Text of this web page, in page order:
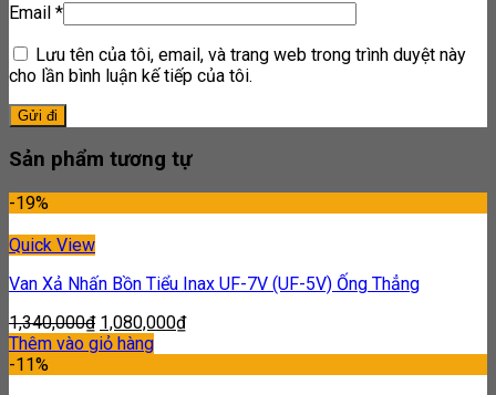
Email *
Lưu tên của tôi, email, và trang web trong trình duyệt này
cho lần bình luận kế tiếp của tôi.
Sản phẩm tương tự
-19%
Quick View
Van Xả Nhấn Bồn Tiểu Inax UF-7V (UF-5V) Ống Thẳng
1,340,000₫ 1,080,000₫
Thêm vào giỏ hàng
-11%